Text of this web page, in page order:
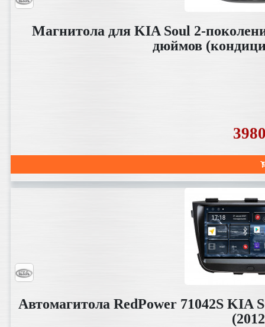
Магнитола для KIA Soul 2-
дюймов
Автомагитола RedPower 71042S KIA